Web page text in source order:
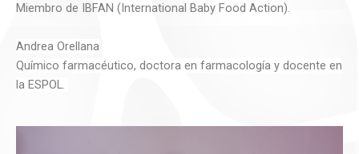
Miembro de IBFAN (International Baby Food Action).
Andrea Orellana
Químico farmacéutico, doctora en farmacología y docente en
la ESPOL.